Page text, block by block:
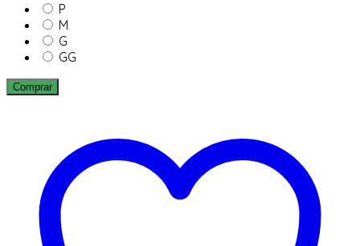
P
M
G
GG
Comprar